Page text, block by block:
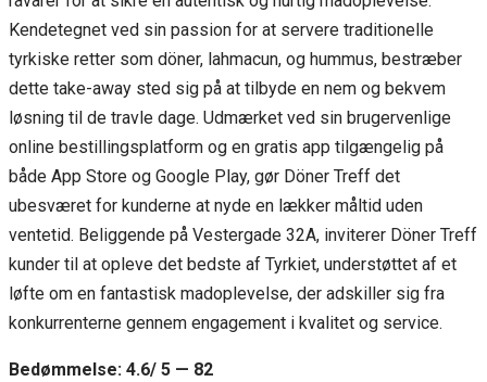
Kendetegnet ved sin passion for at servere traditionelle
tyrkiske retter som döner, lahmacun, og hummus, bestræber
dette take-away sted sig på at tilbyde en nem og bekvem
løsning til de travle dage. Udmærket ved sin brugervenlige
online bestillingsplatform og en gratis app tilgængelig på
både App Store og Google Play, gør Döner Treff det
ubesværet for kunderne at nyde en lækker måltid uden
ventetid. Beliggende på Vestergade 32A, inviterer Döner Treff
kunder til at opleve det bedste af Tyrkiet, understøttet af et
løfte om en fantastisk madoplevelse, der adskiller sig fra
konkurrenterne gennem engagement i kvalitet og service.
Bedømmelse: 4.6/ 5 — 82